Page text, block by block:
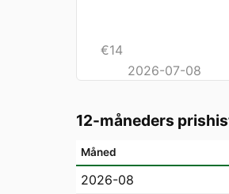
€14
2026-07-08
12-måneders
Måned
2026-08